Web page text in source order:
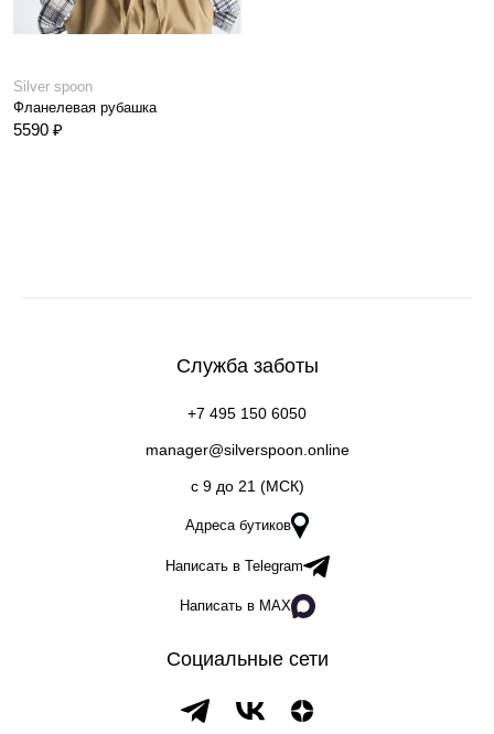
Silver spoon
Фланелевая рубашка
5590 ₽
Служба заботы
+7 495 150 6050
manager@silverspoon.online
c 9 до 21 (МСК)
Адреса бутиков
Написать в Telegram
Написать в MAX
Социальные сети